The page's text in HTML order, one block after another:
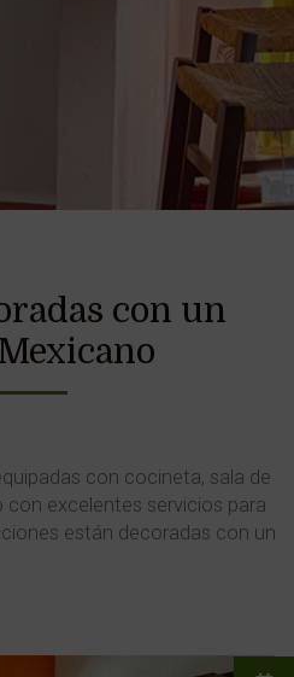
con un
con cocineta, sala de
excelentes servicios para
están decoradas con un